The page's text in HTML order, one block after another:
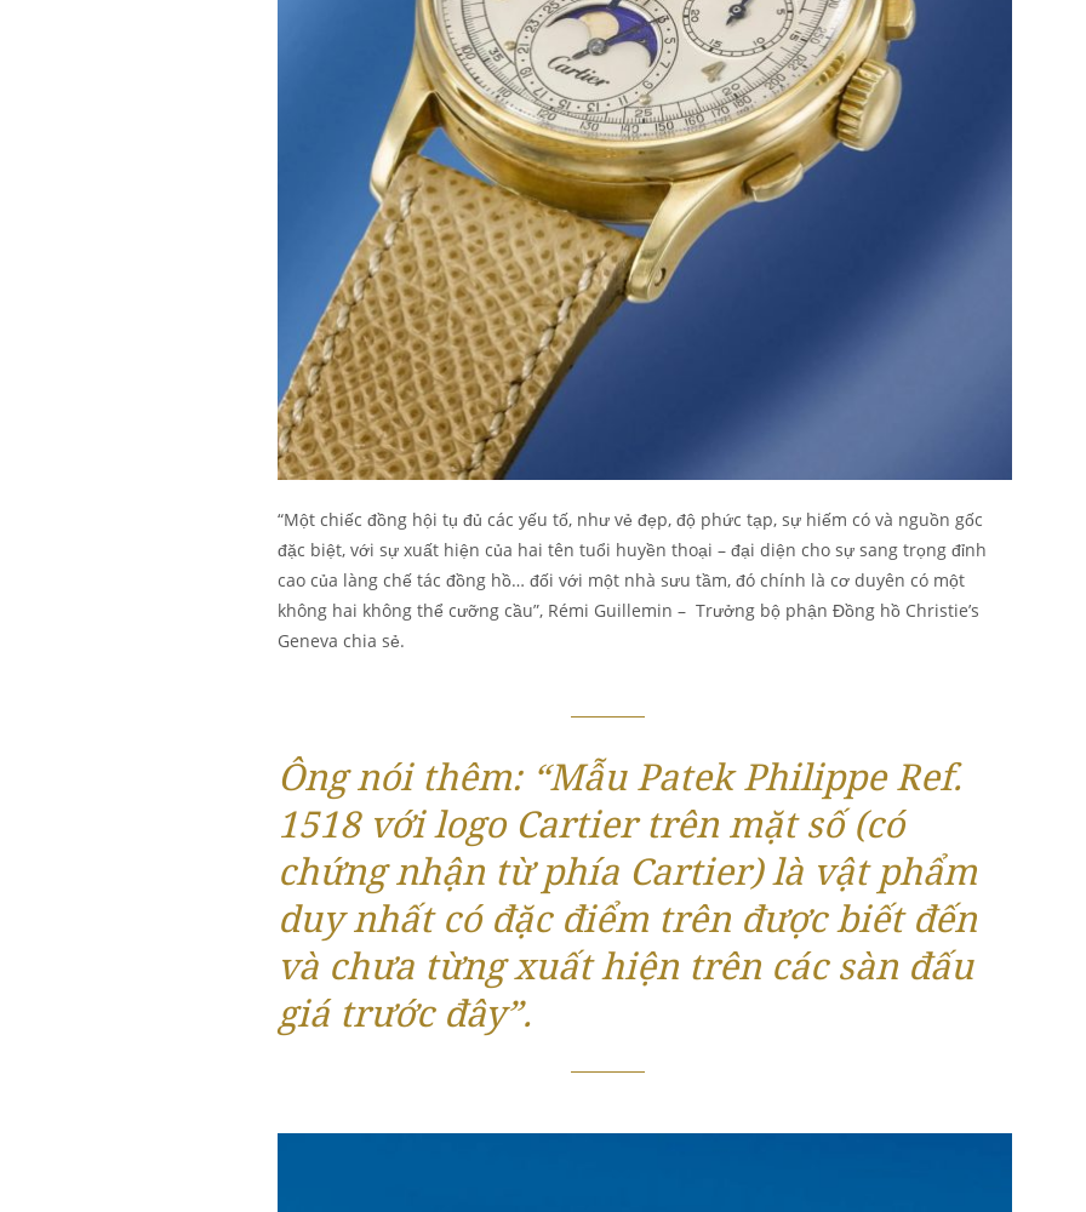
“Một chiếc đồng hội tụ đủ các yếu tố, như vẻ đẹp, độ phức tạp, sự hiếm có và nguồn gốc
đặc biệt, với sự xuất hiện của hai tên tuổi huyền thoại – đại diện cho sự sang trọng đỉnh
cao của làng chế tác đồng hồ… đối với một nhà sưu tầm, đó chính là cơ duyên có một
không hai không thể cưỡng cầu”, Rémi Guillemin – Trưởng bộ phận Đồng hồ Christie’s
Geneva chia sẻ.
Ông nói thêm: “Mẫu Patek Philippe Ref.
1518 với logo Cartier trên mặt số (có
chứng nhận từ phía Cartier) là vật phẩm
duy nhất có đặc điểm trên được biết đến
và chưa từng xuất hiện trên các sàn đấu
giá trước đây”.